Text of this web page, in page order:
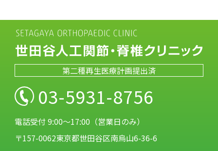
第二種再生医療計画提出済
03-5931-8756
電話受付 9:00～17:00（営業日のみ）
〒157-0062東京都世田谷区南烏山6-36-6